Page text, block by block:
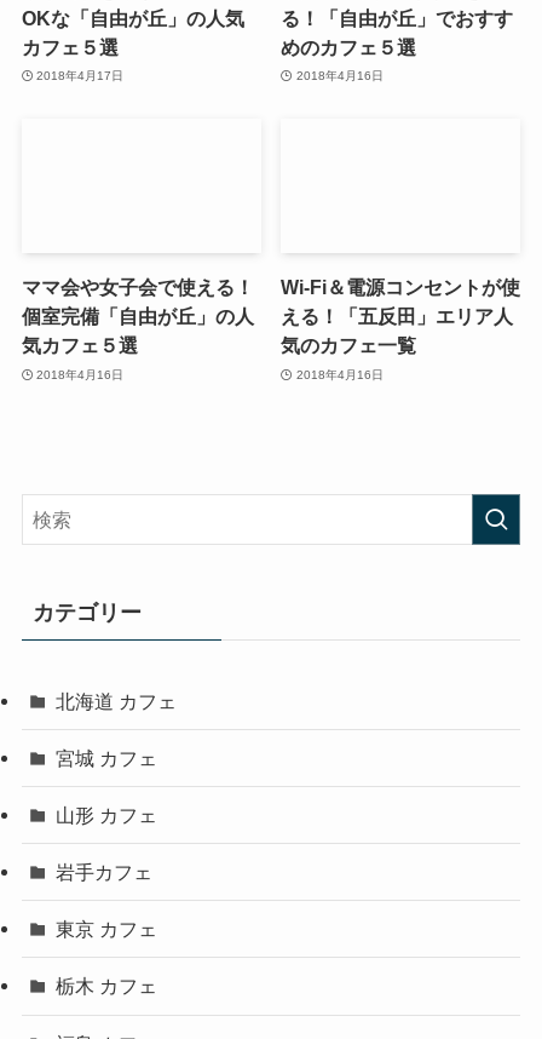
OKな「自由が丘」の人気
カフェ５選
2018年4月17日
る！「自由が丘」でおすす
めのカフェ５選
2018年4月16日
ママ会や女子会で使える！
個室完備「自由が丘」の人
気カフェ５選
2018年4月16日
Wi-Fi＆電源コンセントが使
える！「五反田」エリア人
気のカフェ一覧
2018年4月16日
カテゴリー
北海道 カフェ
宮城 カフェ
山形 カフェ
岩手カフェ
東京 カフェ
栃木 カフェ